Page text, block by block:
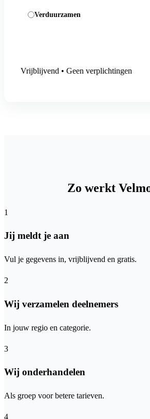
Verduurzamen
Vrijblijvend • Geen verplichtingen
Zo werkt
1
Jij meldt je aan
Vul je gegevens in, vrijblijvend en gratis.
2
Wij verzamelen deelnemers
In jouw regio en categorie.
3
Wij onderhandelen
Als groep voor betere tarieven.
4